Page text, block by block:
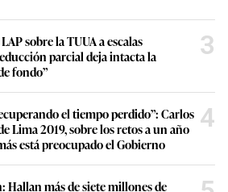
sobre la TUUA a escalas
parcial deja intacta la
fondo”
3
el tiempo perdido”: Carlos
Lima 2019, sobre los retos a un año
está preocupado el Gobierno
4
Hallan más de siete millones de